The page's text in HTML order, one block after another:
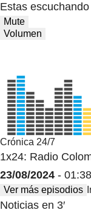
Estas escuchando
Mute
Volumen
Crónica 24/7
1x24: Radio
23/08/2024 -
Ver más episodios
Noticias en 3′